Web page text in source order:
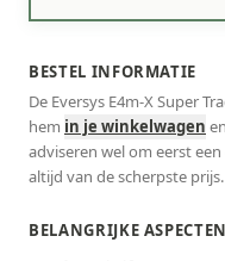
BESTEL INFORMATIE
De Eversys E4m-X Super
hem in je winkelwagen
adviseren wel om eerst
altijd van de scherpste prijs.
BELANGRIJKE ASPECTEN